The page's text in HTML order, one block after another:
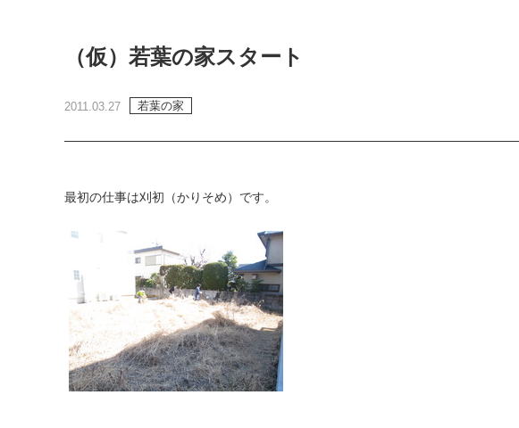
（仮）若葉の家スタート
2011.03.27 若葉の家
最初の仕事は刈初（かりそめ）です。